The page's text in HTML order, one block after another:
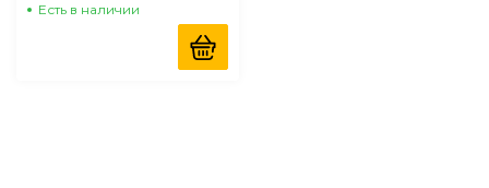
Есть в наличии